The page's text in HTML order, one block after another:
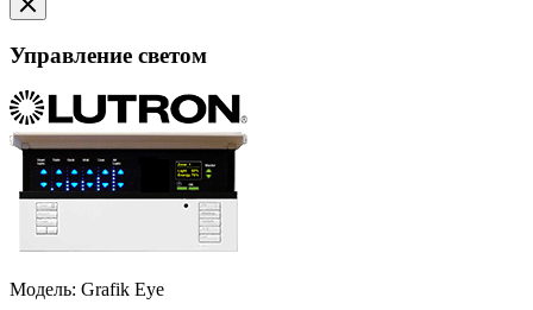
Управление светом
Модель: Grafik Eye